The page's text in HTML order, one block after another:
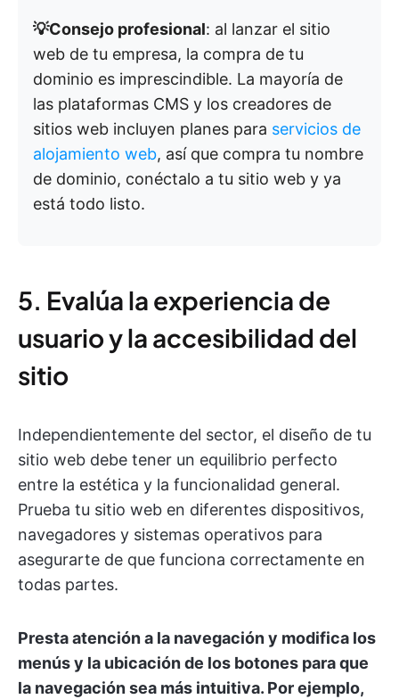
💡Consejo profesional: al lanzar el sitio
web de tu empresa, la compra de tu
dominio es imprescindible. La mayoría de
las plataformas CMS y los creadores de
sitios web incluyen planes para servicios de
alojamiento web, así que compra tu nombre
de dominio, conéctalo a tu sitio web y ya
está todo listo.
5. Evalúa la experiencia de
usuario y la accesibilidad del
sitio
Independientemente del sector, el diseño de tu
sitio web debe tener un equilibrio perfecto
entre la estética y la funcionalidad general.
Prueba tu sitio web en diferentes dispositivos,
navegadores y sistemas operativos para
asegurarte de que funciona correctamente en
todas partes.
Presta atención a la navegación y modifica los
menús y la ubicación de los botones para que
la navegación sea más intuitiva. Por ejemplo,